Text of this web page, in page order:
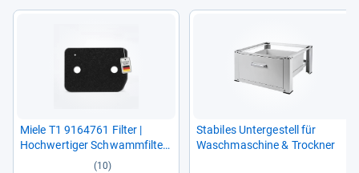
Miele T1 9164761 Fil­ter |
Hoch­wer­ti­ger Schwamm­fil­ter
für Wäsche­trock­ner
(10)
Sta­bi­les Unter­ge­stell für
Wasch­ma­schine & Trock­ner